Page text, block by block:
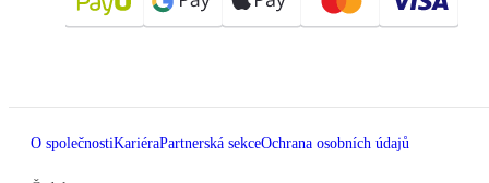
O společnostiKariéraPartnerská sekceOchrana osobních údajů